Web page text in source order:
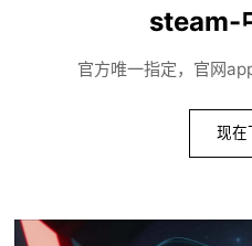
steam-
官方唯一指定，官网
现在